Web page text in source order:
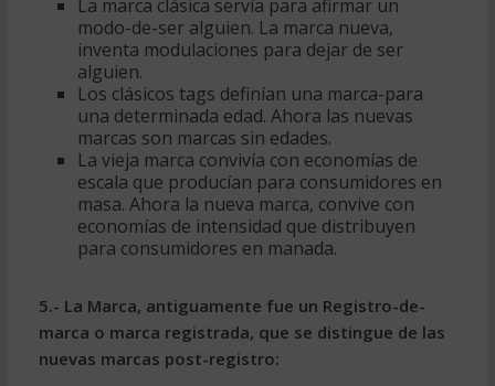
La marca clásica servía para afirmar un
modo-de-ser alguien. La marca nueva,
inventa modulaciones para dejar de ser
alguien.
Los clásicos tags definían una marca-para
una determinada edad. Ahora las nuevas
marcas son marcas sin edades.
La vieja marca convivía con economías de
escala que producían para consumidores en
masa. Ahora la nueva marca, convive con
economías de intensidad que distribuyen
para consumidores en manada.
5.- La Marca, antiguamente fue un Registro-de-
marca o marca registrada, que se distingue de las
nuevas marcas post-registro: